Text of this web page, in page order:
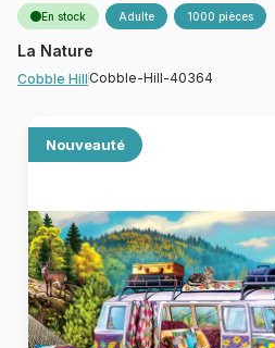
En stock Adulte 1000 pièces
La Nature
Cobble Hill Cobble-Hill-40364
Nouveauté